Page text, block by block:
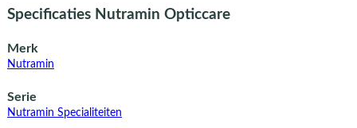
Specificaties Nutramin Opticcare
Merk
Nutramin
Serie
Nutramin Specialiteiten